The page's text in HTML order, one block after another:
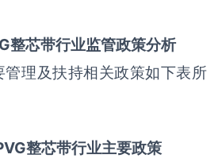
整芯带行业监管政策分析
管理及扶持相关政策如下表所
整芯带行业主要政策